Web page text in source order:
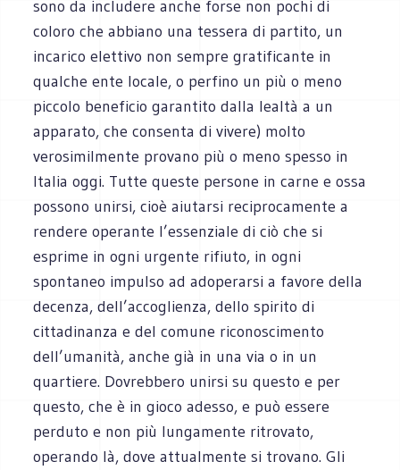
sono da includere anche forse non pochi di
coloro che abbiano una tessera di partito, un
incarico elettivo non sempre gratificante in
qualche ente locale, o perfino un più o meno
piccolo beneficio garantito dalla lealtà a un
apparato, che consenta di vivere) molto
verosimilmente provano più o meno spesso in
Italia oggi. Tutte queste persone in carne e ossa
possono unirsi, cioè aiutarsi reciprocamente a
rendere operante l’essenziale di ciò che si
esprime in ogni urgente rifiuto, in ogni
spontaneo impulso ad adoperarsi a favore della
decenza, dell’accoglienza, dello spirito di
cittadinanza e del comune riconoscimento
dell’umanità, anche già in una via o in un
quartiere. Dovrebbero unirsi su questo e per
questo, che è in gioco adesso, e può essere
perduto e non più lungamente ritrovato,
operando là, dove attualmente si trovano. Gli